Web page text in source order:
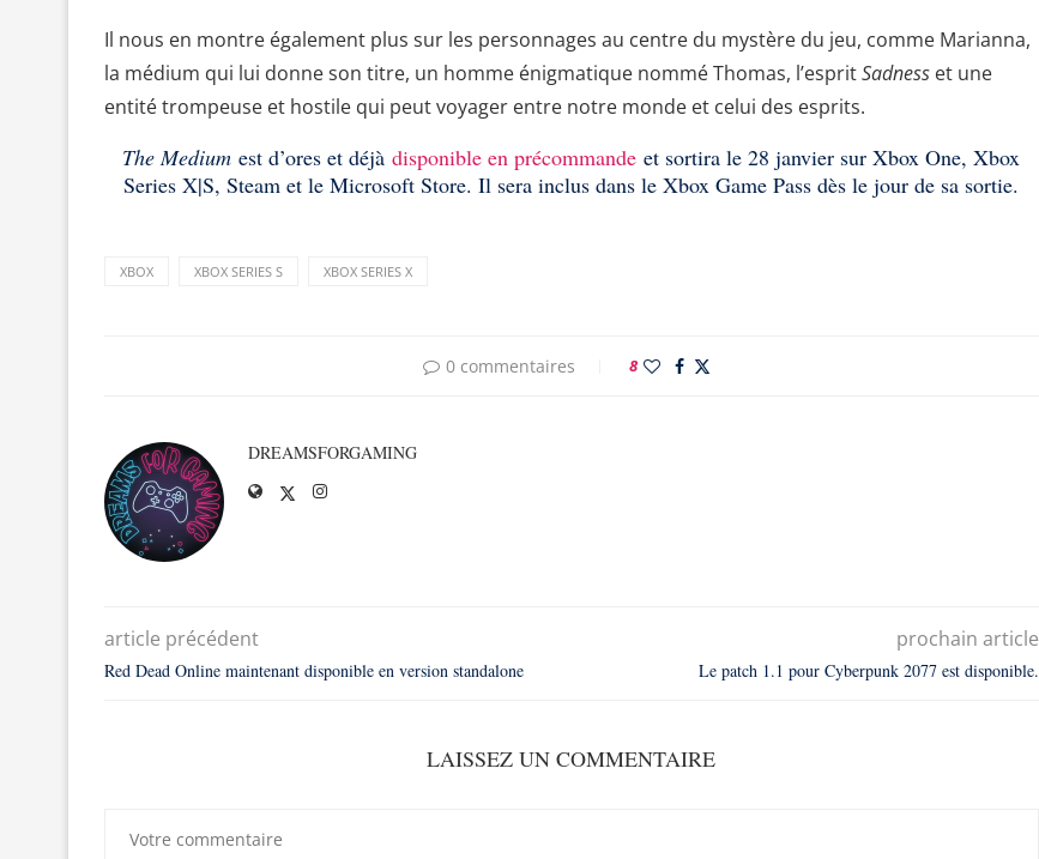
Il nous en montre également plus sur les personnages au centre du mystère du jeu, comme Marianna,
la médium qui lui donne son titre, un homme énigmatique nommé Thomas, l’espritSadness et une
entité trompeuse et hostile qui peut voyager entre notre monde et celui des esprits.
The Medium est d’ores et déjàdisponible en précommande et sortira le 28 janvier sur Xbox One, Xbox
Series X|S, Steam et le Microsoft Store. Il sera inclus dans le Xbox Game Pass dès le jour de sa sortie.
XBOX XBOX SERIES S XBOX SERIES X
0 commentaires 8
DREAMSFORGAMING
article précédent
Red Dead Online maintenant disponible en version standalone
prochain article
Le patch 1.1 pour Cyberpunk 2077 est disponible.
LAISSEZ UN COMMENTAIRE